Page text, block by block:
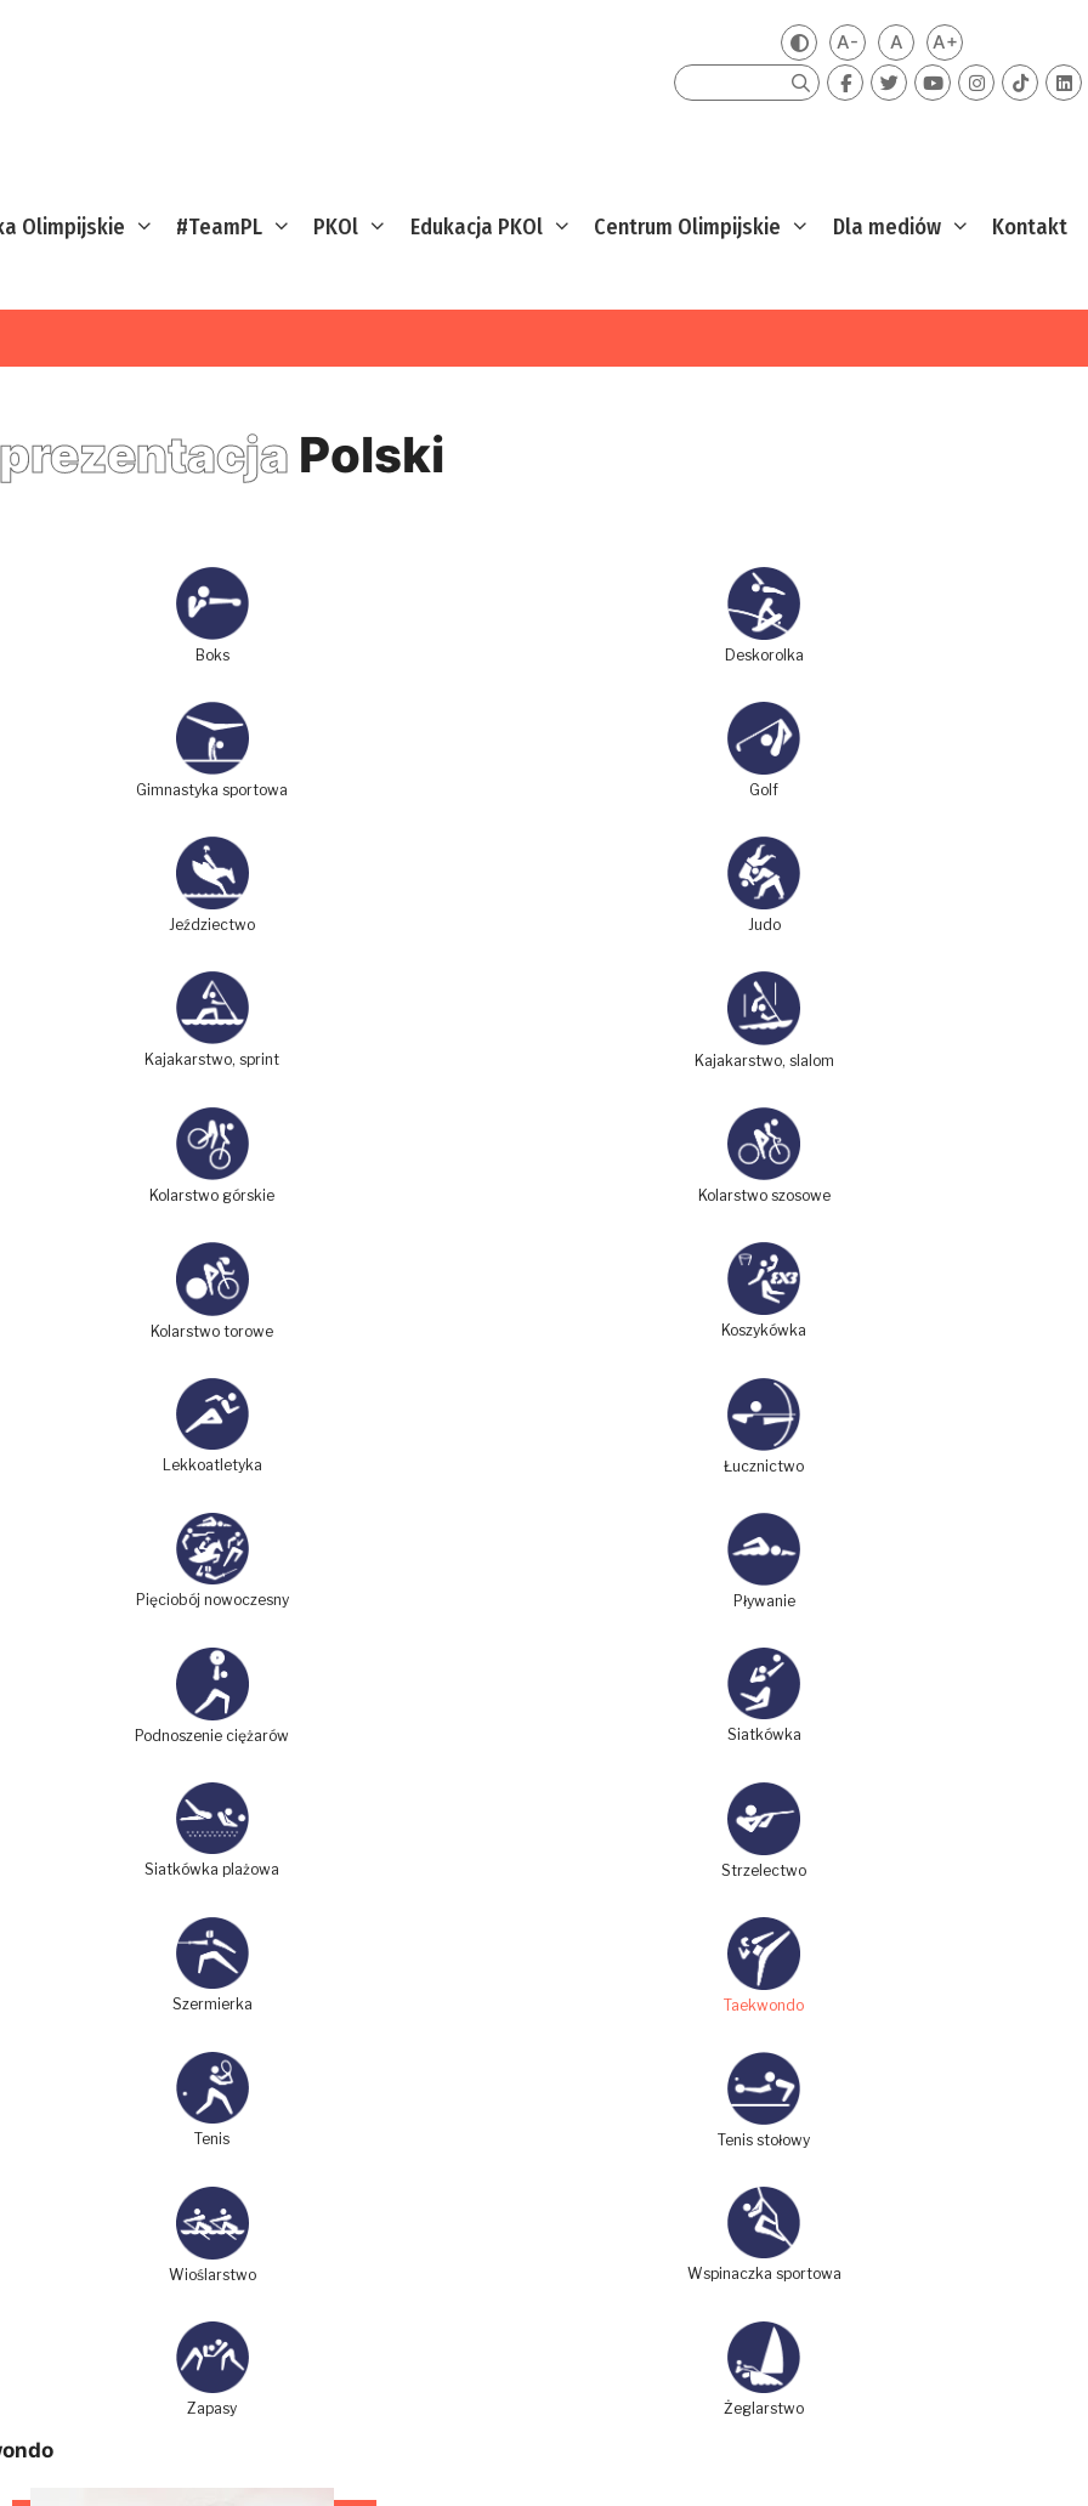
Zmień kontrast
A-Mniejsza czcionka
ADomyślna czcionka
A+Większa
Szukaj
Olimpijskie #TeamPL PKOl Edukacja PKOl Centrum Olimpijskie Dla mediów Kontakt
Polski
Boks Deskorolka
Gimnastyka sportowa Golf
Jeździectwo Judo
Kajakarstwo, sprint Kajakarstwo, slalom
Kolarstwo górskie Kolarstwo szosowe
Kolarstwo torowe Koszykówka
Lekkoatletyka Łucznictwo
Pięciobój nowoczesny Pływanie
Podnoszenie ciężarów Siatkówka
Siatkówka plażowa Strzelectwo
Szermierka Taekwondo
Tenis Tenis stołowy
Wioślarstwo Wspinaczka sportowa
Zapasy Żeglarstwo